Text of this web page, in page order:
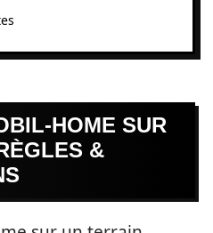
HOME SUR
&